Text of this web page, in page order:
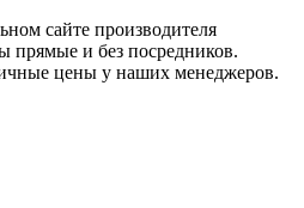
сайте производителя
и без посредников.
цены у наших менеджеров.